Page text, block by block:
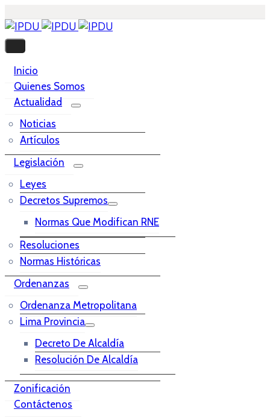
Inicio
Quienes Somos
Actualidad
Noticias
Artículos
Legislación
Leyes
Decretos Supremos
Normas Que Modifican RNE
Resoluciones
Normas Históricas
Ordenanzas
Ordenanza Metropolitana
Lima Provincia
Decreto De Alcaldía
Resolución De Alcaldía
Zonificación
Contáctenos